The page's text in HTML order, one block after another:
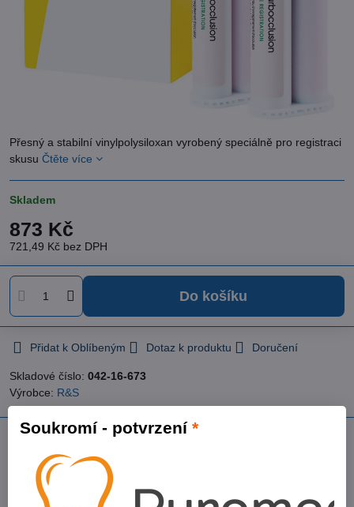
Přesný a stabilní vinylpolysiloxan vyrobený speciálně pro registraci
skusu Čtěte více
Skladem
873 Kč
721,49 Kč bez DPH
Do košíku
Přidat k Oblíbeným Dotaz k produktu Doručení
Skladové číslo: 042-16-673
Výrobce: R&S
Popis
Aplikace
Registrace skusu
Soukromí - potvrzení *